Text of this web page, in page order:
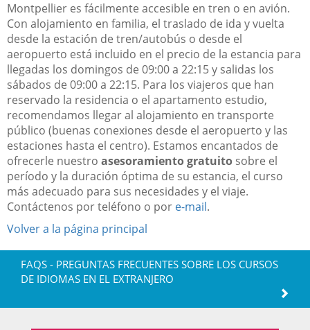
Montpellier es fácilmente accesible en tren o en avión.
Con alojamiento en familia, el traslado de ida y vuelta
desde la estación de tren/autobús o desde el
aeropuerto está incluido en el precio de la estancia para
llegadas los domingos de 09:00 a 22:15 y salidas los
sábados de 09:00 a 22:15. Para los viajeros que han
reservado la residencia o el apartamento estudio,
recomendamos llegar al alojamiento en transporte
público (buenas conexiones desde el aeropuerto y las
estaciones hasta el centro). Estamos encantados de
ofrecerle nuestro asesoramiento gratuito sobre el
período y la duración óptima de su estancia, el curso
más adecuado para sus necesidades y el viaje.
Contáctenos por teléfono o por e-mail.
Volver a la página principal
FAQS - PREGUNTAS FRECUENTES SOBRE LOS CURSOS
DE IDIOMAS EN EL EXTRANJERO